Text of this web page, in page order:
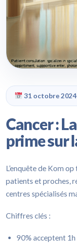
31 octobre 2024
Cancer :
prime sur
L’enquête de Kom
patients et proches,
centres spécialisés
Chiffres clés :
90% acceptent